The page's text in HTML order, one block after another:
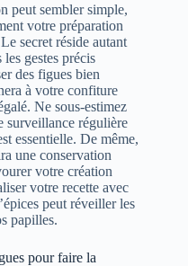
peut sembler simple,
votre préparation
secret réside autant
gestes précis
des figues bien
à votre confiture
Ne sous-estimez
surveillance régulière
essentielle. De même,
une conservation
votre création
votre recette avec
peut réveiller les
papilles.
pour faire la